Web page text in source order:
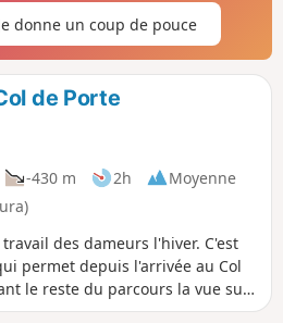
donne un coup de pouce
de Porte
-430 m 2h
Moyenne
des dameurs l'hiver. C'est
permet depuis l'arrivée au Col
le reste du parcours la vue sur
Alpes avec le Mont-Blanc.